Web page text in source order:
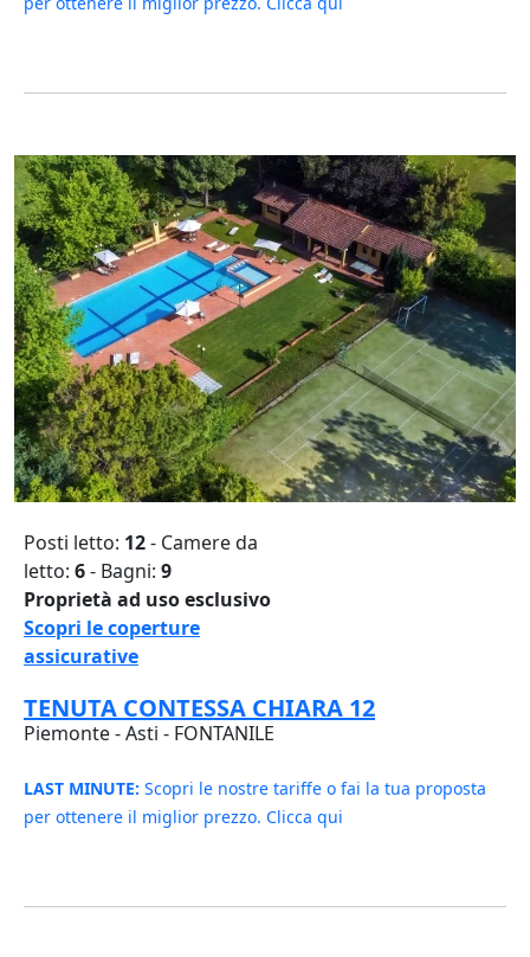
Posti letto: 12- Camere da
letto: 6- Bagni: 9
Proprietà ad uso esclusivo
Scopri le coperture
assicurative
TENUTA CONTESSA CHIARA 12
Piemonte - Asti - FONTANILE
LAST MINUTE: Scopri le nostre tariffe o fai la tua proposta
per ottenere il miglior prezzo. Clicca qui